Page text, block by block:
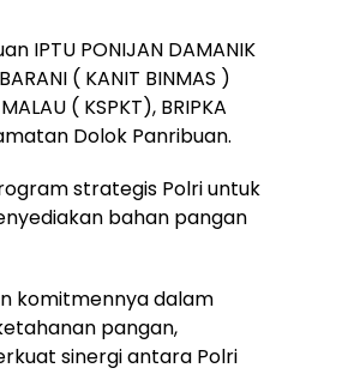
IPTU PONIJAN DAMANIK
( KANIT BINMAS )
( KSPKT), BRIPKA
Dolok Panribuan.
strategis Polri untuk
bahan pangan
komitmennya dalam
pangan,
sinergi antara Polri